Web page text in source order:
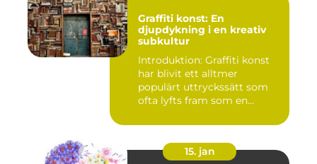
Graffiti konst: En
djupdykning i en kreativ
subkultur
Introduktion: Graffiti konst
har blivit ett alltmer
populärt uttryckssätt som
ofta lyfts fram som en...
15. jan